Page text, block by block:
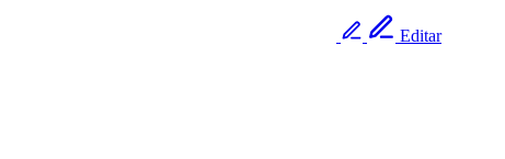
Editar